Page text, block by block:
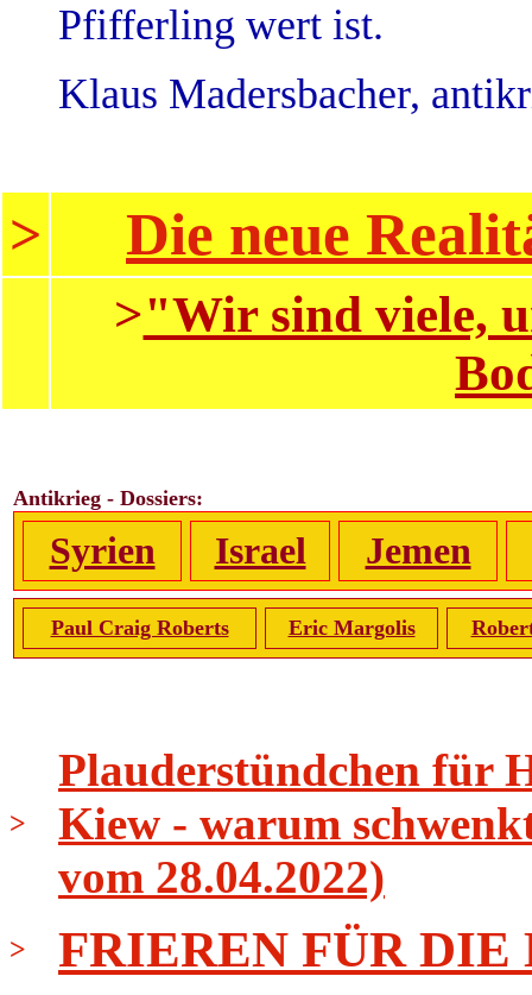
Pfifferling wert ist.
Klaus Madersbacher,
> Die neue
>"Wir sind viele,
Antikrieg - Dossiers:
Syrien Israel Jemen
Paul Craig Roberts Eric Margolis
>
Plauderstündchen für
Kiew - warum
vom 28.04.2022)
> FRIEREN FÜR